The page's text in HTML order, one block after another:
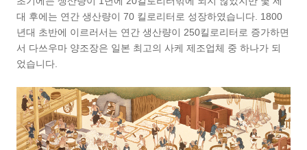
대 후에는 연간 생산량이 70 킬로리터로 성장하였습니다. 1800
년대 초반에 이르러서는 연간 생산량이 250킬로리터로 증가하면
서 다쓰우마 양조장은 일본 최고의 사케 제조업체 중 하나가 되
었습니다.